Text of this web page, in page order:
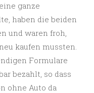
ganze
haben die beiden
und waren froh,
kaufen mussten.
Formulare
bezahlt, so dass
ohne Auto da